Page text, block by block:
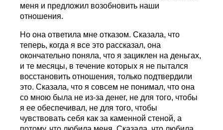
меня и предложил возобновить наши
отношения.
Но она ответила мне отказом. Сказала, что
теперь, когда я все это рассказал, она
окончательно поняла, что я зациклен на деньгах,
и те месяцы, в течение которых я не пытался
восстановить отношения, только подтвердили
это. Сказала, что я совсем не понимал, что она
со мною была не из-за денег, не для того, чтобы
я ее обеспечивал, не для того, чтобы
чувствовать себя как за каменной стеной, а